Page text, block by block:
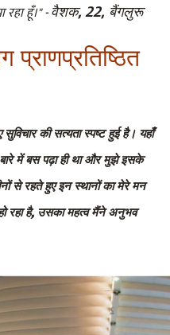
रहा हूँ।" -वैशक, 22, बैंगलुरू
की सत्यता स्पष्ट हुई है। यहाँ
में बस पढ़ा ही था और मुझे इसके
से रहते हुए इन स्थानों का मेरे मन
रहा है, उसका महत्व मैंने अनुभव